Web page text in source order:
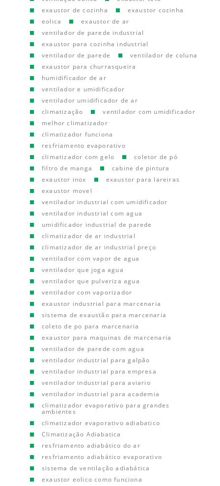
exaustor de cozinha
exaustor cozinha
eolica
exaustor de ar
ventilador de parede industrial
exaustor para cozinha industrial
ventilador de parede
ventilador de coluna
exaustor para churrasqueira
humidificador de ar
ventilador e umidificador
ventilador umidificador de ar
climatização
ventilador com umidificador
melhor climatizador
climatizador funciona
resfriamento evaporativo
climatizador com gelo
coletor de pó
filtro de manga
cabine de pintura
exaustor inox
exaustor para lareiras
exaustor movel
ventilador industrial com umidificador
ventilador industrial com agua
umidificador industrial de parede
climatizador de ar industrial
climatizador de ar industrial preço
ventilador com vapor de agua
ventilador que joga agua
ventilador que pulveriza agua
ventilador com vaporizador
exaustor industrial para marcenaria
sistema de exaustão para marcenaria
coleto de po para marcenaria
exaustor para maquinas de marcenaria
ventilador de parede com agua
ventilador industrial para galpão
ventilador industrial para empresa
ventilador industrial para aviario
ventilador industrial para academia
climatizador evaporativo para grandes
ambientes
climatizador evaporativo adiabatico
Climatização Adiabatica
resfriamento adiabático do ar
resfriamento adiabático evaporativo
sistema de ventilação adiabática
exaustor eolico como funciona